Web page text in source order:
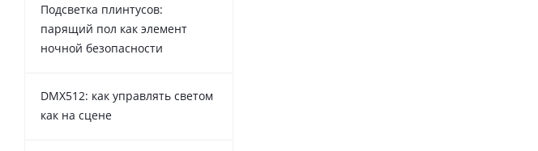
Подсветка плинтусов:
парящий пол как элемент
ночной безопасности
DMX512: как управлять светом
как на сцене